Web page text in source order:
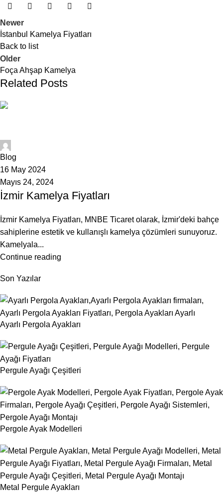
Newer
İstanbul Kamelya Fiyatları
Back to list
Older
Foça Ahşap Kamelya
Related Posts
Blog
16 May 2024
Mayıs 24, 2024
İzmir Kamelya Fiyatları
İzmir Kamelya Fiyatları, MNBE Ticaret olarak, İzmir'deki bahçe
sahiplerine estetik ve kullanışlı kamelya çözümleri sunuyoruz.
Kamelyala...
Continue reading
Son Yazılar
Ayarlı Pergola Ayakları
Pergule Ayağı Çeşitleri
Pergole Ayak Modelleri
Metal Pergule Ayakları